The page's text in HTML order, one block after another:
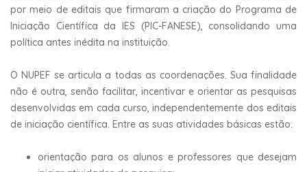
por meio de editais que firmaram a criação do Programa de
Iniciação Científica da IES (PIC-FANESE), consolidando uma
política antes inédita na instituição.
O NUPEF se articula a todas as coordenações. Sua finalidade
não é outra, senão facilitar, incentivar e orientar as pesquisas
desenvolvidas em cada curso, independentemente dos editais
de iniciação científica. Entre as suas atividades básicas estão:
orientação para os alunos e professores que desejam